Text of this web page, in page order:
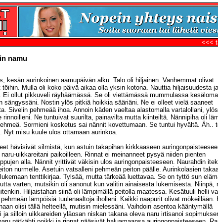
<<<
namu
kesän aurinkoinen aamupäivän alku. Talo oli hiljainen. Vanhemmat olivat
töihin. Mulla oli koko päivä aikaa olla yksin kotona. Nauttia hiljaisuudesta ja
Ei ollut pikkuveli räyhäämässä. Se oli viettämässä mummulassa
sängyssäni. Nostin ylös pitkiä hoikkia sääriäni. Ne ei olleet vielä saaneet
Sivelin pehmeää ihoa. Annoin käden vaeltaa alastomalla vartalollani, ylös
rinnoilleni. Ne tuntuivat suurilta, painavilta mutta kiinteiltä. Nännipiha oli
Sormieni kosketus sai nännit kovettumaan. Se tuntui hyvältä. Äh..
Nyt misu kuule ulos ottamaan aurinkoa.
hävisivät silmistä, kun astuin takapihan kirkkaaseen
uikkareitani paikoilleen. Rinnat ei meinanneet pysyä niiden pienten
alla. Nännit yrittivät väkisin ulos auringonpaisteeseen. Naurahdin
nurmelle. Asetuin vatsalleni pehmeän peiton päälle. Aurinkolasien
tenttikirjaa. Tylsää, mutta tärkeää luettavaa. Se on tyttö sun
varten, mutsikin oli sanonut kun valitin ainaisesta lukemisesta. Niinpä,
Hiljaistahan siinä oli lämpimällä peitolla maatessa. Kesätuuli helli
pehmeän lämpöisiä tuulenaaltoja iholleni. Kaikki naapurit olivat mökeillään.
olisi tällä helteellä, mutisin mielessäni. Vaihdoin asentoa kääntymällä
ja silloin uikkareiden yläosan niskan takana oleva naru irtisanoi